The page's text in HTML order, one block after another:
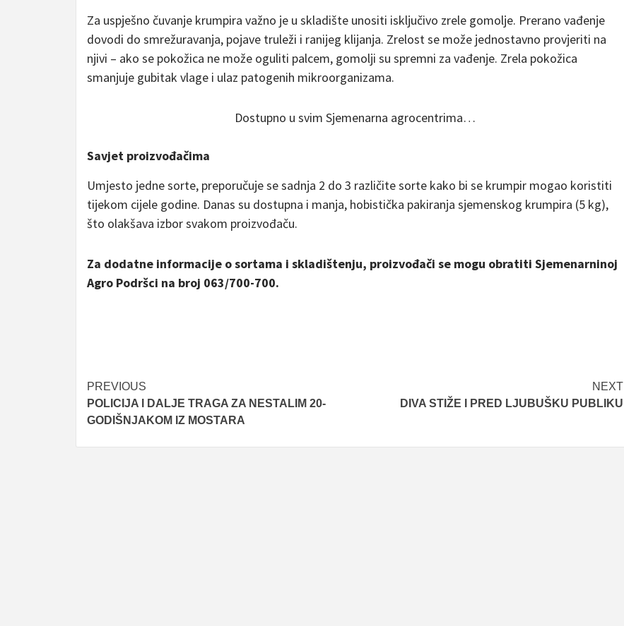
Za uspješno čuvanje krumpira važno je u skladište unositi isključivo zrele gomolje. Prerano vađenje
dovodi do smrežuravanja, pojave truleži i ranijeg klijanja. Zrelost se može jednostavno provjeriti na
njivi – ako se pokožica ne može oguliti palcem, gomolji su spremni za vađenje. Zrela pokožica
smanjuje gubitak vlage i ulaz patogenih mikroorganizama.
Dostupno u svim Sjemenarna agrocentrima…
Savjet proizvođačima
Umjesto jedne sorte, preporučuje se sadnja 2 do 3 različite sorte kako bi se krumpir mogao koristiti
tijekom cijele godine. Danas su dostupna i manja, hobistička pakiranja sjemenskog krumpira (5 kg),
što olakšava izbor svakom proizvođaču.
Za dodatne informacije o sortama i skladištenju, proizvođači se mogu obratiti Sjemenarninoj
Agro Podršci na broj 063/700-700.
Post
navigation
PREVIOUS
POLICIJA I DALJE TRAGA ZA NESTALIM 20-
GODIŠNJAKOM IZ MOSTARA
NEXT
DIVA STIŽE I PRED LJUBUŠKU PUBLIKU